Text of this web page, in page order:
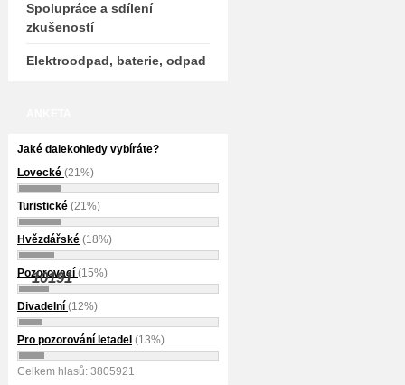
Spolupráce a sdílení
zkušeností
Elektroodpad, baterie, odpad
Jaké dalekohledy vybíráte?
Lovecké (21%)
Turistické (21%)
Hvězdářské (18%)
Pozorovací (15%)
Divadelní (12%)
Pro pozorování letadel (13%)
Celkem hlasů: 3805921
10191